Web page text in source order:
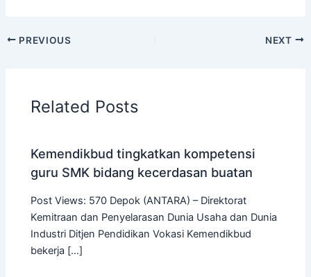
PREVIOUS NEXT
Related Posts
Kemendikbud tingkatkan kompetensi
guru SMK bidang kecerdasan buatan
Post Views: 570 Depok (ANTARA) – Direktorat
Kemitraan dan Penyelarasan Dunia Usaha dan Dunia
Industri Ditjen Pendidikan Vokasi Kemendikbud
bekerja […]